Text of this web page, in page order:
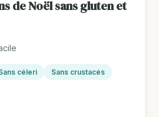
de Noël sans gluten et
céleri
Sans crustacés